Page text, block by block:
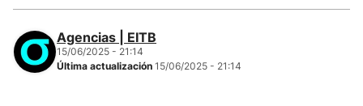
Agencias | EITB
15/06/2025 - 21:14
Última actualización 15/06/2025 - 21:14